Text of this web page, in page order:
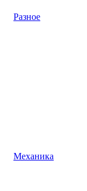
Разное
Механика